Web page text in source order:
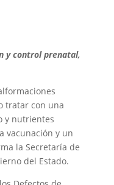
y control prenatal,
tratar con una
y nutrientes
vacunación y un
la Secretaría de
del Estado.